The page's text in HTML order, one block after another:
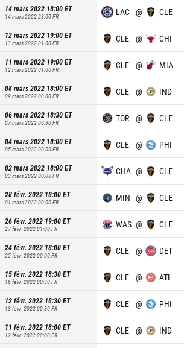
14 mars 2022 18:00ET
14 mars 2022 23:00FR LAC @ CLE
12 mars 2022 19:00ET
13 mars 2022 01:00FR CLE @ CHI
11 mars 2022 19:00ET
12 mars 2022 01:00FR CLE @ MIA
08 mars 2022 18:00ET
09 mars 2022 00:00FR CLE @ IND
06 mars 2022 18:30ET
07 mars 2022 00:30FR TOR @ CLE
04 mars 2022 18:00ET
05 mars 2022 00:00FR CLE @ PHI
02 mars 2022 18:00ET
03 mars 2022 00:00FR CHA @ CLE
28 févr. 2022 18:00ET
01 mars 2022 00:00FR MIN @ CLE
26 févr. 2022 19:00ET
27 févr. 2022 01:00FR WAS @ CLE
24 févr. 2022 18:00ET
25 févr. 2022 00:00FR CLE @ DET
15 févr. 2022 18:30ET
16 févr. 2022 00:30FR CLE @ ATL
12 févr. 2022 18:30ET
13 févr. 2022 00:30FR CLE @ PHI
11 févr. 2022 18:00ET
12 févr. 2022 00:00FR CLE @ IND